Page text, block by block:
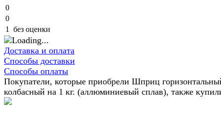
0
0
1
без оценки
Доставка и оплата
Способы доставки
Способы оплаты
Покупатели, которые приобрели Шприц
колбасный на 1 кг. (аллюминиевый сплав), также